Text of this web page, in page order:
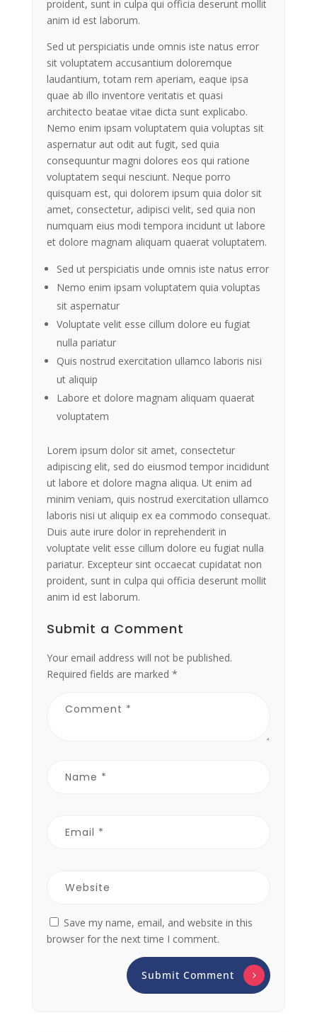
proident, sunt in culpa qui officia deserunt mollit
anim id est laborum.
Sed ut perspiciatis unde omnis iste natus error
sit voluptatem accusantium doloremque
laudantium, totam rem aperiam, eaque ipsa
quae ab illo inventore veritatis et quasi
architecto beatae vitae dicta sunt explicabo.
Nemo enim ipsam voluptatem quia voluptas sit
aspernatur aut odit aut fugit, sed quia
consequuntur magni dolores eos qui ratione
voluptatem sequi nesciunt. Neque porro
quisquam est, qui dolorem ipsum quia dolor sit
amet, consectetur, adipisci velit, sed quia non
numquam eius modi tempora incidunt ut labore
et dolore magnam aliquam quaerat voluptatem.
Sed ut perspiciatis unde omnis iste natus error
Nemo enim ipsam voluptatem quia voluptas
sit aspernatur
Voluptate velit esse cillum dolore eu fugiat
nulla pariatur
Quis nostrud exercitation ullamco laboris nisi
ut aliquip
Labore et dolore magnam aliquam quaerat
voluptatem
Lorem ipsum dolor sit amet, consectetur
adipiscing elit, sed do eiusmod tempor incididunt
ut labore et dolore magna aliqua. Ut enim ad
minim veniam, quis nostrud exercitation ullamco
laboris nisi ut aliquip ex ea commodo consequat.
Duis aute irure dolor in reprehenderit in
voluptate velit esse cillum dolore eu fugiat nulla
pariatur. Excepteur sint occaecat cupidatat non
proident, sunt in culpa qui officia deserunt mollit
anim id est laborum.
Submit a Comment
Your email address will not be published.
Required fields are marked *
Save my name, email, and website in this
browser for the next time I comment.